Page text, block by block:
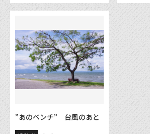
”あのベンチ” 台風のあと